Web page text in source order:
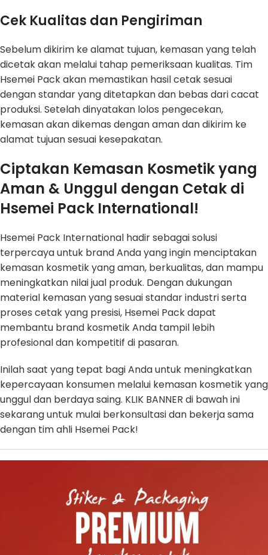
Cek Kualitas dan Pengiriman
Sebelum dikirim ke alamat tujuan, kemasan yang telah
dicetak akan melalui tahap pemeriksaan kualitas. Tim
Hsemei Pack akan memastikan hasil cetak sesuai
dengan standar yang ditetapkan dan bebas dari cacat
produksi. Setelah dinyatakan lolos pengecekan,
kemasan akan dikemas dengan aman dan dikirim ke
alamat tujuan sesuai kesepakatan.
Ciptakan Kemasan Kosmetik yang
Aman & Unggul dengan Cetak di
Hsemei Pack International!
Hsemei Pack International hadir sebagai solusi
terpercaya untuk brand Anda yang ingin menciptakan
kemasan kosmetik yang aman, berkualitas, dan mampu
meningkatkan nilai jual produk. Dengan dukungan
material kemasan yang sesuai standar industri serta
proses cetak yang presisi, Hsemei Pack dapat
membantu brand kosmetik Anda tampil lebih
profesional dan kompetitif di pasaran.
Inilah saat yang tepat bagi Anda untuk meningkatkan
kepercayaan konsumen melalui kemasan kosmetik yang
unggul dan berdaya saing. KLIK BANNER di bawah ini
sekarang untuk mulai berkonsultasi dan bekerja sama
dengan tim ahli Hsemei Pack!